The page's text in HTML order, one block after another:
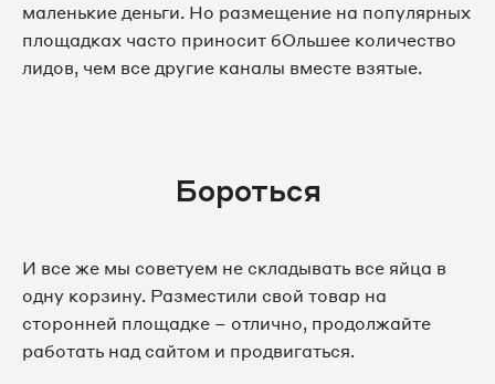
маленькие деньги. Но размещение на популярных
площадках часто приносит бОльшее количество
лидов, чем все другие каналы вместе взятые.
Бороться
И все же мы советуем не складывать все яйца в
одну корзину. Разместили свой товар на
сторонней площадке – отлично, продолжайте
работать над сайтом и продвигаться.